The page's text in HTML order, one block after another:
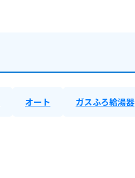
オート ガスふろ給湯器